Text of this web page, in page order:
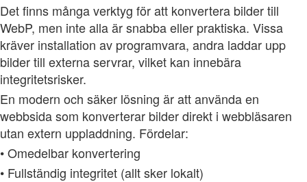
Det finns många verktyg för att konvertera bilder till
WebP, men inte alla är snabba eller praktiska. Vissa
kräver installation av programvara, andra laddar upp
bilder till externa servrar, vilket kan innebära
integritetsrisker.
En modern och säker lösning är att använda en
webbsida som konverterar bilder direkt i webbläsaren
utan extern uppladdning. Fördelar:
• Omedelbar konvertering
• Fullständig integritet (allt sker lokalt)